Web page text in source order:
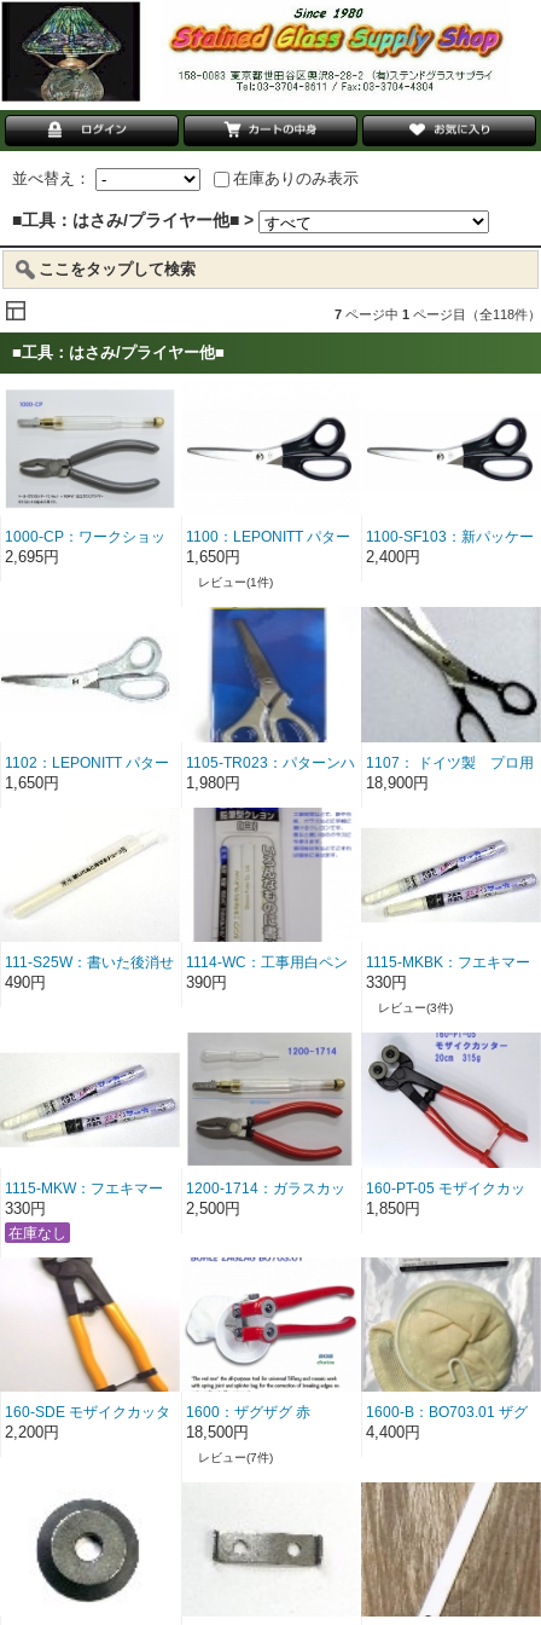
並べ替え： 在庫ありのみ表示
■工具：はさみ/プライヤー他■ >
ここをタップして検索
7 ページ中 1 ページ目（全118件）
■工具：はさみ/プライヤー他■
1000-CP：ワークショッ
プ向けガラスカット基本
2,695円
1100：LEPONITT パター
ンハサミ 1mm（コッパ
パッケージ品
1,650円
レビュー(1件)
1100-SF103：新パッケー
ジ LEPONITT パターン
2,400円
1102：LEPONITT パター
ンハサミ 2mm(鉛線技法
用）灰色
1,650円
1105-TR023：パターンハ
サミ 2mm(鉛線技法
用） Classic American
(台湾製）
1,980円
1107： ドイツ製 プロ用
パターンハサミ 鉛線用
18,900円
111-S25W：書いた後消せ
るチョーク 白
490円
1114-WC：工事用白ペン
（白クレヨン）3本組
390円
1115-MKBK：フエキマー
カー黒 +
330円
レビュー(3件)
1115-MKW：フエキマー
カー白 +
330円
1200-1714：ガラスカッ
ターとプライヤーのセッ
トです。 SGS choice （3
票作成時に適用）
2,500円
160-PT-05 モザイクカッ
ター (タイルやガラスの形
を整える）MDQ05 長さ
1,850円
160-SDE モザイクカッタ
ー (タイルやガラスの形を
2,200円
1600：ザグザグ 赤
BO703.01 ボーレ
イクカッター
18,500円
レビュー(7件)
1600-B：BO703.01 ザグ
ザグ（ボーレ）用 キャッ
ター ドイツ製
4,400円